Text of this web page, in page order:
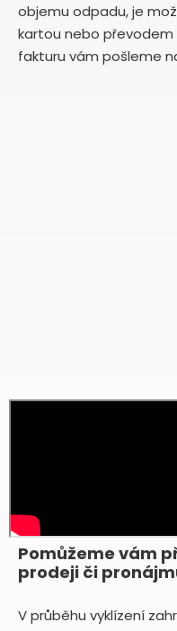
objemu odpadu, je
kartou nebo
fakturu vám pošleme
Pomůžeme vám
prodeji či
V průběhu vyklízení